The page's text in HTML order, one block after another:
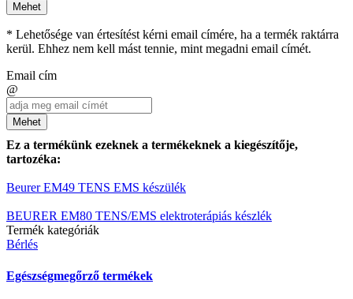
Mehet
* Lehetősége van értesítést kérni email címére, ha a termék raktárra
kerül. Ehhez nem kell mást tennie, mint megadni email címét.
Email cím
@
Mehet
Ez a termékünk ezeknek a termékeknek a kiegészítője,
tartozéka:
Beurer EM49 TENS EMS készülék
BEURER EM80 TENS/EMS elektroterápiás készlék
Termék kategóriák
Bérlés
Egészségmegőrző termékek